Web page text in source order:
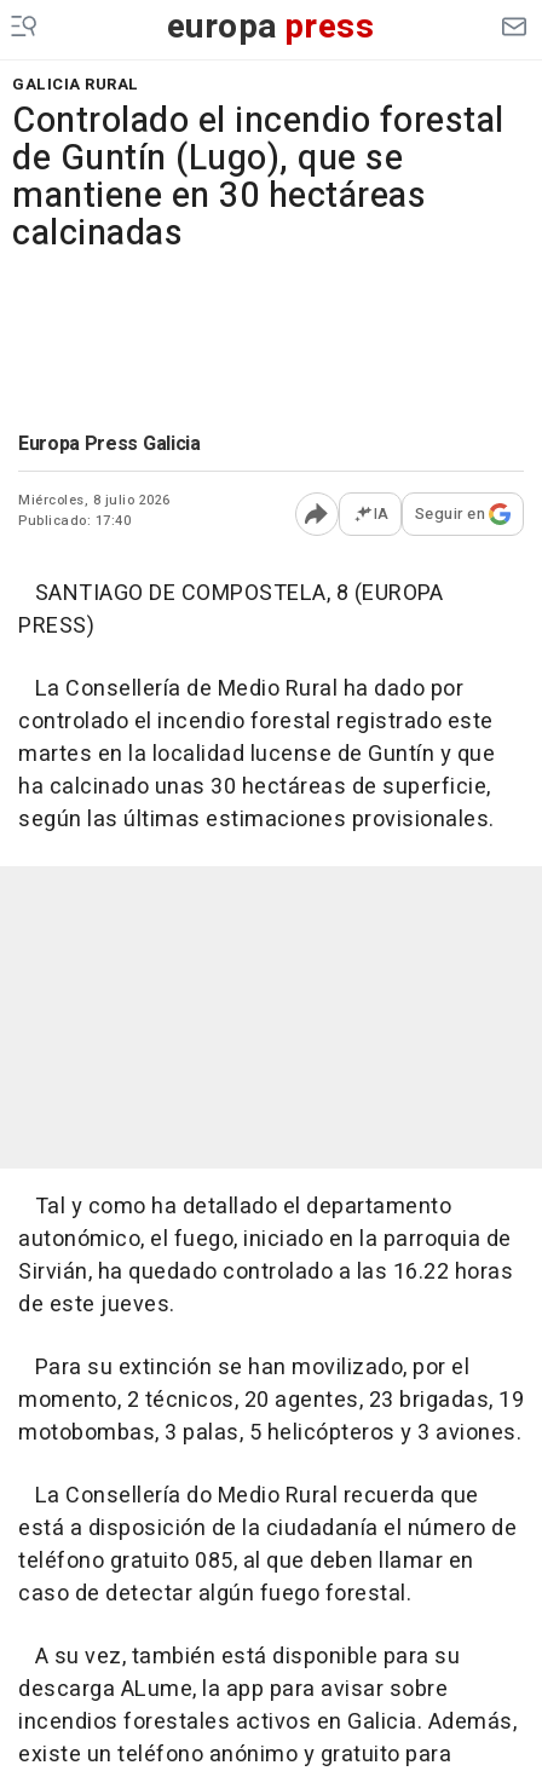
europa press
GALICIA RURAL
Controlado el incendio forestal
de Guntín (Lugo), que se
mantiene en 30 hectáreas
calcinadas
Europa Press Galicia
Miércoles, 8 julio 2026
Publicado: 17:40
Abrir opciones para
IA Seguir en
SANTIAGO DE COMPOSTELA, 8 (EUROPA
PRESS)
La Consellería de Medio Rural ha dado por
controlado el incendio forestal registrado este
martes en la localidad lucense de Guntín y que
ha calcinado unas 30 hectáreas de superficie,
según las últimas estimaciones provisionales.
Tal y como ha detallado el departamento
autonómico, el fuego, iniciado en la parroquia de
Sirvián, ha quedado controlado a las 16.22 horas
de este jueves.
Para su extinción se han movilizado, por el
momento, 2 técnicos, 20 agentes, 23 brigadas, 19
motobombas, 3 palas, 5 helicópteros y 3 aviones.
La Consellería do Medio Rural recuerda que
está a disposición de la ciudadanía el número de
teléfono gratuito 085, al que deben llamar en
caso de detectar algún fuego forestal.
A su vez, también está disponible para su
descarga ALume, la app para avisar sobre
incendios forestales activos en Galicia. Además,
existe un teléfono anónimo y gratuito para